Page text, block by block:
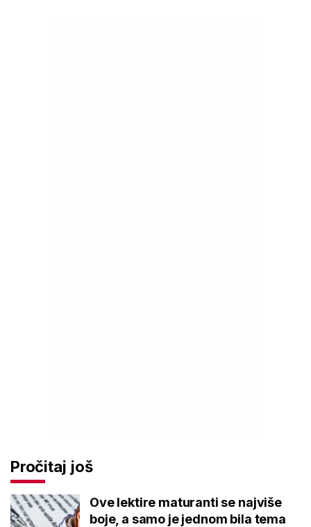
Pročitaj još
Ove lektire maturanti se najviše
boje, a samo je jednom bila tema